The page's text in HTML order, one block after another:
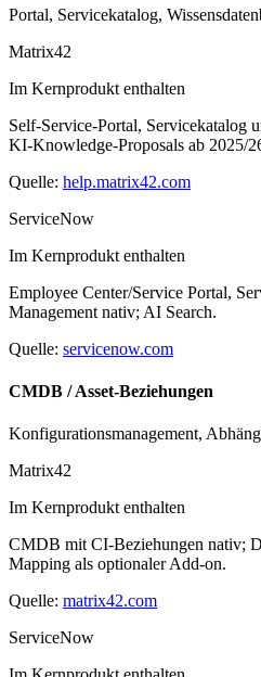
Portal, Servicekatalog,
Matrix42
Im Kernprodukt enthalten
Self-Service-Portal, Servicekatalog
KI-Knowledge-Proposals ab 2025/
Quelle: help.matrix42.com
ServiceNow
Im Kernprodukt enthalten
Employee Center/Service Portal,
Management nativ; AI Search.
Quelle: servicenow.com
CMDB / Asset-Beziehungen
Konfigurationsmanagement,
Matrix42
Im Kernprodukt enthalten
CMDB mit CI-Beziehungen nativ;
Mapping als optionaler Add-on.
Quelle: matrix42.com
ServiceNow